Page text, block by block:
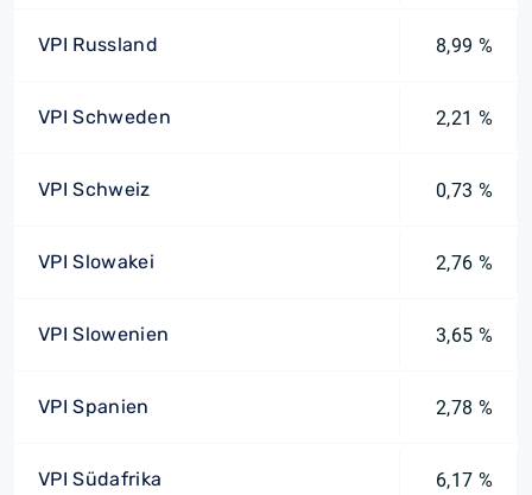
VPI Russland 8,99 %
VPI Schweden 2,21 %
VPI Schweiz 0,73 %
VPI Slowakei 2,76 %
VPI Slowenien 3,65 %
VPI Spanien 2,78 %
VPI Südafrika 6,17 %